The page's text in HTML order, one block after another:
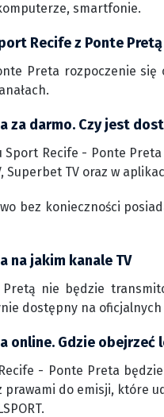
smartfonie.
Recife z Ponte
Preta rozpoczenie się
za darmo. Czy jest
Sport Recife - Ponte
Superbet TV oraz w
bez konieczności
na jakim kanale TV
nie będzie
dostępny na
online. Gdzie obejrzeć
- Ponte Preta
prawami do emisji, które